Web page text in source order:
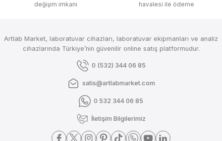
Biobase Rotary Evaporatör RE-301
Biobase Rotary Evaporatör RE-5003
değişim imkanı
havalesi ile ödeme
Artlab Market, laboratuvar cihazları, laboratuvar ekipmanları ve analiz
cihazlarında Türkiye’nin güvenilir online satış platformudur.
0 (532) 344 06 85
satis@artlabmarket.com
0 532 344 06 85
İletişim Bilgilerimiz